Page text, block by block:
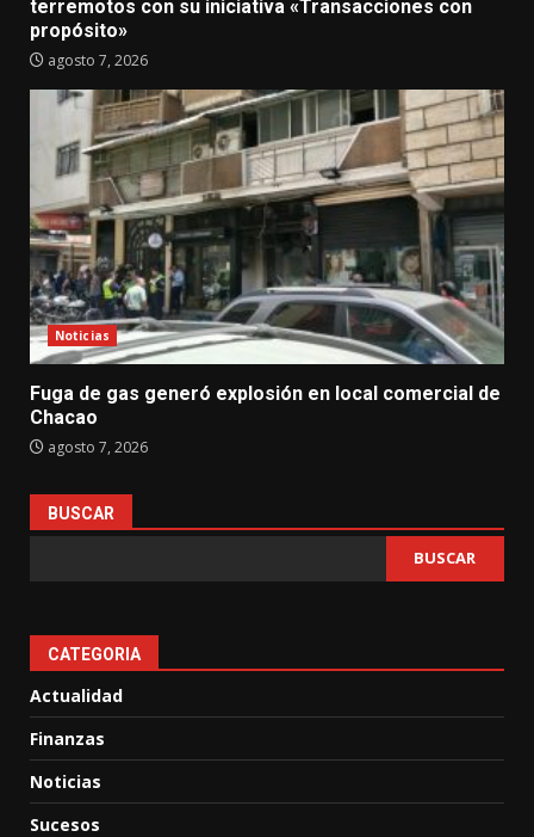
terremotos con su iniciativa «Transacciones con
propósito»
agosto 7, 2026
Noticias
Fuga de gas generó explosión en local comercial de
Chacao
agosto 7, 2026
BUSCAR
BUSCAR
CATEGORIA
Actualidad
Finanzas
Noticias
Sucesos